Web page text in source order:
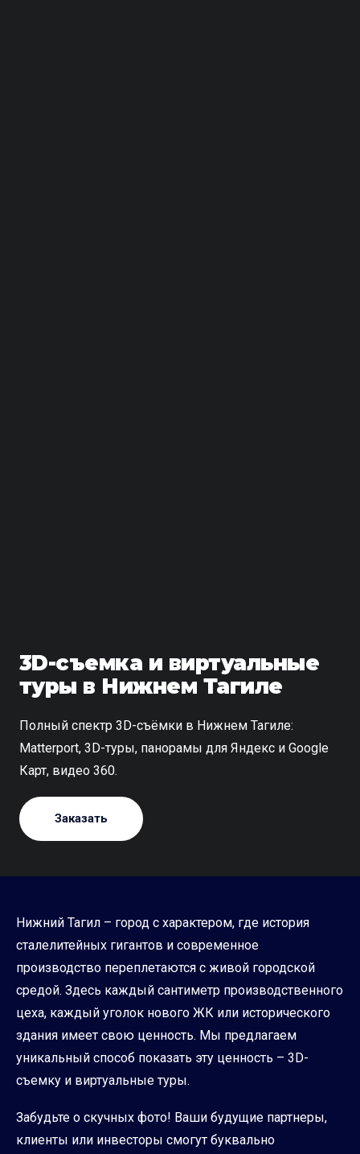
3D-съемка и виртуальные
туры в Нижнем Тагиле
Полный спектр 3D-съёмки в Нижнем Тагиле:
Matterport, 3D-туры, панорамы для Яндекс и Google
Карт, видео 360.
Заказать
Нижний Тагил – город с характером, где история
сталелитейных гигантов и современное
производство переплетаются с живой городской
средой. Здесь каждый сантиметр производственного
цеха, каждый уголок нового ЖК или исторического
здания имеет свою ценность. Мы предлагаем
уникальный способ показать эту ценность – 3D-
съемку и виртуальные туры.
Забудьте о скучных фото! Ваши будущие партнеры,
клиенты или инвесторы смогут буквально